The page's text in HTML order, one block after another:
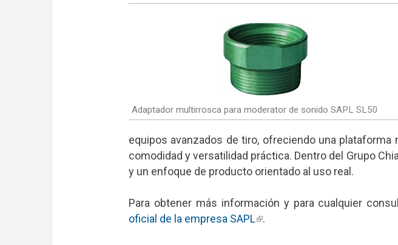
Adaptador multirrosca para moderator de sonido SAPL SL50
equipos avanzados de tiro, ofreciendo una
comodidad y versatilidad práctica. Dentro del Grupo
y un enfoque de producto orientado al uso real.
Para obtener más información y para cualquier
oficial de la empresa SAPL(link is external)
.